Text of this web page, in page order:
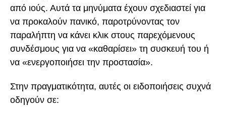
από ιούς. Αυτά τα μηνύματα έχουν σχεδιαστεί για
να προκαλούν πανικό, παροτρύνοντας τον
παραλήπτη να κάνει κλικ στους παρεχόμενους
συνδέσμους για να «καθαρίσει» τη συσκευή του ή
να «ενεργοποιήσει την προστασία».
Στην πραγματικότητα, αυτές οι ειδοποιήσεις συχνά
οδηγούν σε: